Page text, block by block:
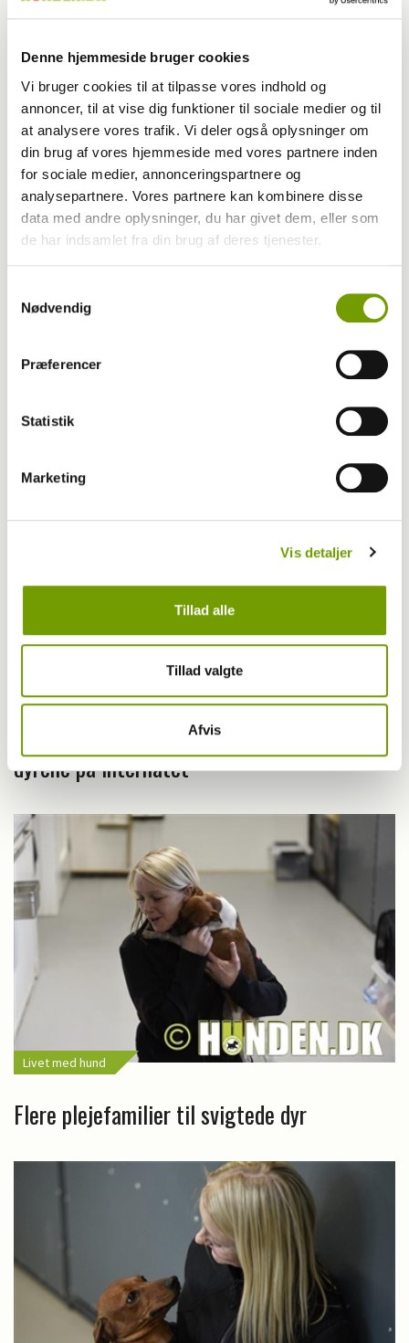
Denne hjemmeside bruger cookies
Vi bruger cookies til at tilpasse vores indhold og
annoncer, til at vise dig funktioner til sociale medier og til
at analysere vores trafik. Vi deler også oplysninger om
din brug af vores hjemmeside med vores partnere inden
for sociale medier, annonceringspartnere og
analysepartnere. Vores partnere kan kombinere disse
data med andre oplysninger, du har givet dem, eller som
de har indsamlet fra din brug af deres tjenester.
Nødvendig
Præferencer
Statistik
Marketing
Vis detaljer
Tillad alle
Tillad valgte
Afvis
Franskmændene er europamestre ……. i at
efterlade deres dyr
Efterlod hvalp i papkasse i ly af mørket
Frivillige skaber tryghed og omsorg for
dyrene på internatet
Livet med hund
Flere plejefamilier til svigtede dyr